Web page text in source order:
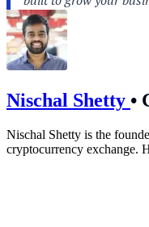
Nischal Shetty •
Nischal Shetty is the
cryptocurrency exchange.